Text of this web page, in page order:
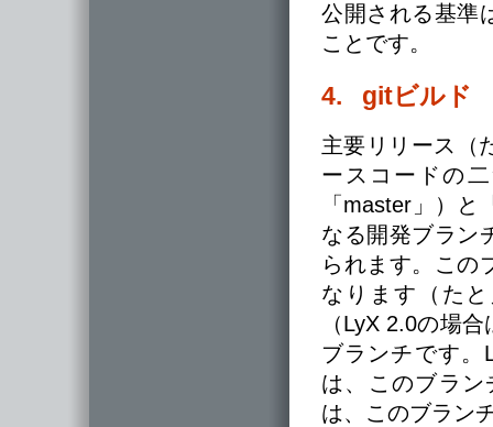
公開される基準
ことです。
4. gitビルド
主要リリース（
ースコードの
「master」）
なる開発ブラン
られます。この
なります（た
（LyX 2.0の場
ブランチです。
は、このブラ
は、このブラン